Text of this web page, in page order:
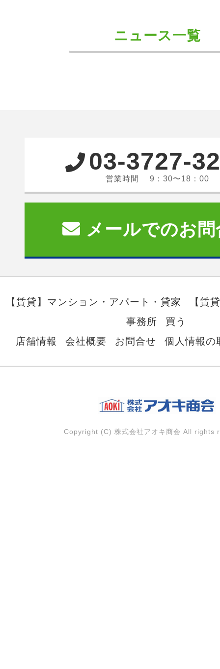
ニュース一覧
03-3727-
営業時間 9：30〜18：00
メールでのお
【賃貸】マンション・アパート・貸家
【賃
事務所
買う
店舗情報
会社概要 お問合せ 個人情報の
Copyright (C) 株式会社アオキ商会 All rights